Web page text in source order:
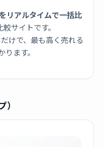
リアルタイムで一括比
サイトです。
けで、最も高く売れる
ます。